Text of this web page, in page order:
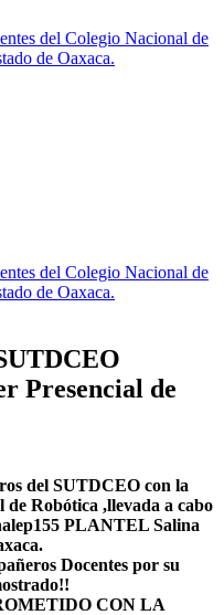
del Colegio Nacional de
de Oaxaca.
del Colegio Nacional de
de Oaxaca.
Presencial de
del SUTDCEO con la
Robótica ,llevada a cabo
PLANTEL Salina
Docentes por su
CON LA